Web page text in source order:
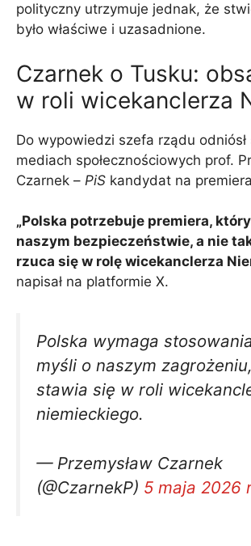
polityczny utrzymuje jednak, że
było właściwe i uzasadnione.
Czarnek o Tusku:
w roli wicekanclerza
Do wypowiedzi szefa rządu
mediach społecznościowych prof.
Czarnek – PiS kandydat na
„Polska potrzebuje premiera,
naszym bezpieczeństwie, a nie
rzuca się w rolę wicekanclerza
napisał na platformie X.
Polska wymaga
myśli o naszym
stawia się w roli
niemieckiego.
— Przemysław Czarnek
(@CzarnekP) 5 maja 2026